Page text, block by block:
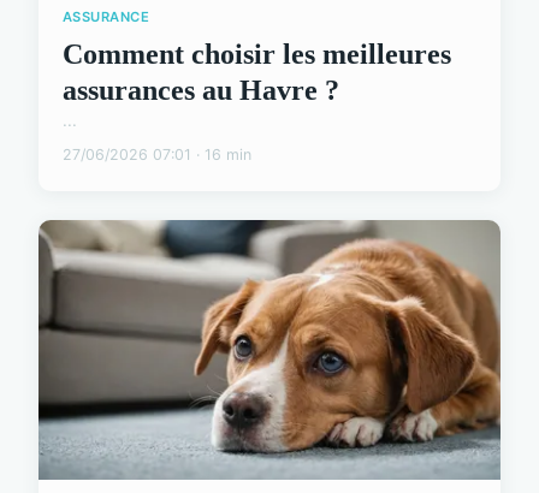
ASSURANCE
Comment choisir les meilleures
assurances au Havre ?
...
27/06/2026 07:01 · 16 min